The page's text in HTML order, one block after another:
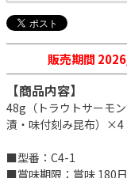
販売期間
【商品内容】
48g（トラウトサーモ
漬・味付刻み昆布）×4
■型番：C4-1
■賞味期限：賞味 180日